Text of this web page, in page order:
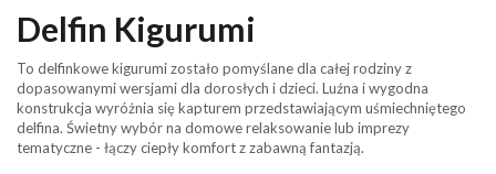
Delfin Kigurumi
To delfinkowe kigurumi zostało pomyślane dla całej rodziny z
dopasowanymi wersjami dla dorosłych i dzieci. Luźna i wygodna
konstrukcja wyróżnia się kapturem przedstawiającym uśmiechniętego
delfina. Świetny wybór na domowe relaksowanie lub imprezy
tematyczne - łączy ciepły komfort z zabawną fantazją.